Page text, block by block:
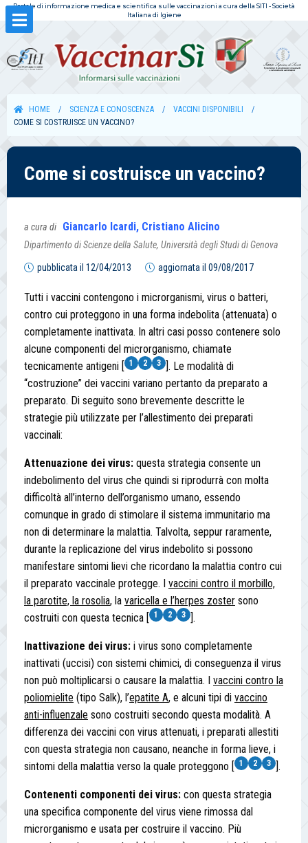
Portale di informazione medica e scientifica sulle vaccinazioni a cura della SITI - Società
Italiana di Igiene
HOME SCIENZA E CONOSCENZA
VACCINI DISPONIBILI
COME SI COSTRUISCE UN VACCINO?
Come si costruisce un vaccino?
a cura di Giancarlo Icardi, Cristiano Alicino
Dipartimento di Scienze della Salute, Università degli Studi di Genova
pubblicata il 12/04/2013 aggiornata il 09/08/2017
Tutti i vaccini contengono i microrganismi, virus o batteri,
contro cui proteggono in una forma indebolita (attenuata) o
completamente inattivata. In altri casi posso contenere solo
alcune componenti del microrganismo, chiamate
tecnicamente antigeni [
1 2 3
]. Le modalità di
“costruzione” dei vaccini variano pertanto da preparato a
preparato. Di seguito sono brevemente descritte le
strategie più utilizzate per l’allestimento dei preparati
vaccinali:
Attenuazione dei virus: questa strategia consente un
indebolimento del virus che quindi si riprodurrà con molta
difficoltà all’interno dell’organismo umano, essendo
comunque in grado di stimolare il sistema immunitario ma
non di determinare la malattia. Talvolta, seppur raramente,
durante la replicazione del virus indebolito si possono
manifestare sintomi lievi che ricordano la malattia contro cui
il preparato vaccinale protegge. I vaccini contro il morbillo,
la parotite, la rosolia, la varicella e l’herpes zoster sono
costruiti con questa tecnica [
1 2 3 ].
Inattivazione dei virus: i virus sono completamente
inattivati (uccisi) con sistemi chimici, di conseguenza il virus
non può moltiplicarsi o causare la malattia. I vaccini contro la
poliomielite (tipo Salk), l’epatite A, e alcuni tipi di vaccino
anti-influenzale sono costruiti secondo questa modalità. A
differenza dei vaccini con virus attenuati, i preparati allestiti
con questa strategia non causano, neanche in forma lieve, i
sintomi della malattia verso la quale proteggono [
1 2 3 ].
Contenenti componenti dei virus: con questa strategia
una specifica componente del virus viene rimossa dal
microrganismo e usata per costruire il vaccino. Più